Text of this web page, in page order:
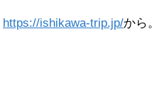
https://ishikawa-trip.jp/から。